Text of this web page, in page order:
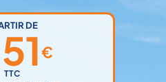
DE
€
TTC